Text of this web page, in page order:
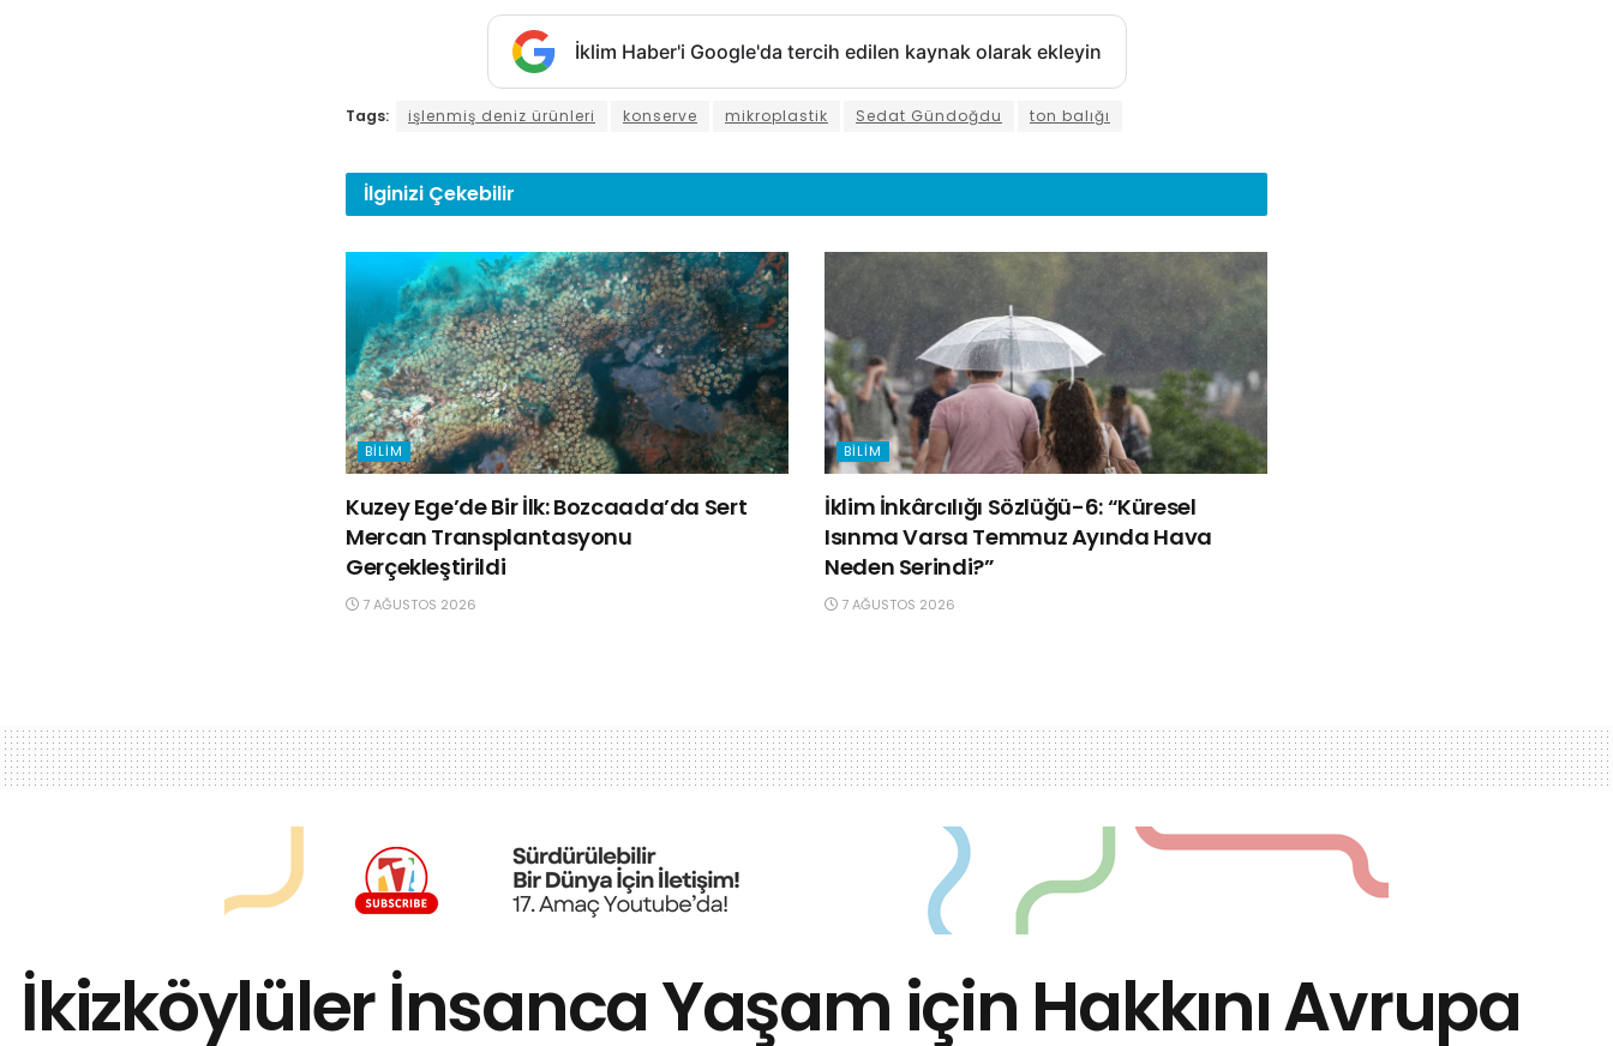
İklim Haber'i Google'da tercih edilen kaynak olarak ekleyin
Tags: işlenmiş deniz ürünleri konserve mikroplastik Sedat Gündoğdu ton balığı
İlginizi Çekebilir
BILIM
Kuzey Ege’de Bir İlk: Bozcaada’da Sert
Mercan Transplantasyonu
Gerçekleştirildi
7 AĞUSTOS 2026
BILIM
İklim İnkârcılığı Sözlüğü-6: “Küresel
Isınma Varsa Temmuz Ayında Hava
Neden Serindi?”
7 AĞUSTOS 2026
İkizköylüler İnsanca Yaşam için Hakkını Avrupa